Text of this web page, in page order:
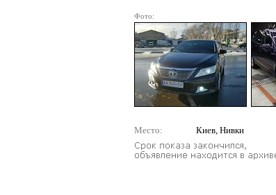
Фото:
Место: Киев, Нивки